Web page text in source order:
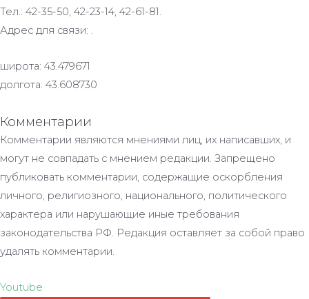
Тел.: 42-35-50, 42-23-14, 42-61-81.
Адрес для связи: .
широта: 43.479671
долгота: 43.608730
Комментарии
Комментарии являются мнениями лиц, их написавших, и
могут не совпадать с мнением редакции. Запрещено
публиковать комментарии, содержащие оскорбления
личного, религиозного, национального, политического
характера или нарушающие иные требования
законодательства РФ. Редакция оставляет за собой право
удалять комментарии.
Youtube